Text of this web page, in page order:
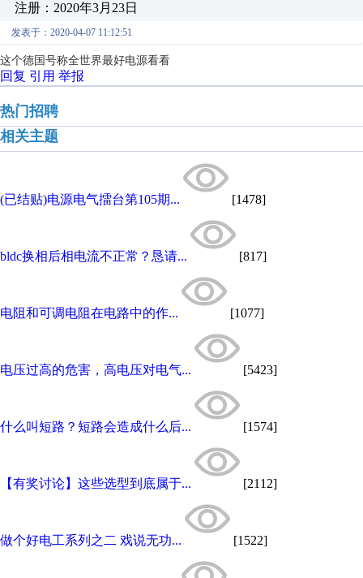
注册：2020年3月23日
发表于：2020-04-07 11:12:51
这个德国号称全世界最好电源看看
回复 引用 举报
热门招聘
相关主题
(已结贴)电源电气擂台第105期... [1478]
bldc换相后相电流不正常？恳请... [817]
电阻和可调电阻在电路中的作... [1077]
电压过高的危害，高电压对电气... [5423]
什么叫短路？短路会造成什么后... [1574]
【有奖讨论】这些选型到底属于... [2112]
做个好电工系列之二 戏说无功... [1522]